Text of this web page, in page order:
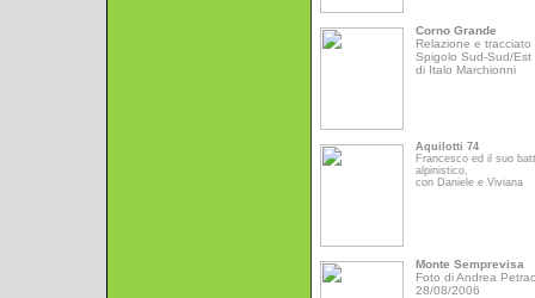
Corno Grande
Relazione e tracciato
Spigolo Sud-Sud/Est
di Italo Marchionni
Aquilotti 74
Francesco ed il suo
alpinistico,
con Daniele e Viviana
Monte Semprevisa
Foto di Andrea
28/08/2006